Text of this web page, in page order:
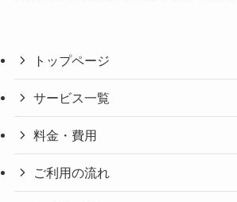
トップページ
サービス一覧
料金・費用
ご利用の流れ